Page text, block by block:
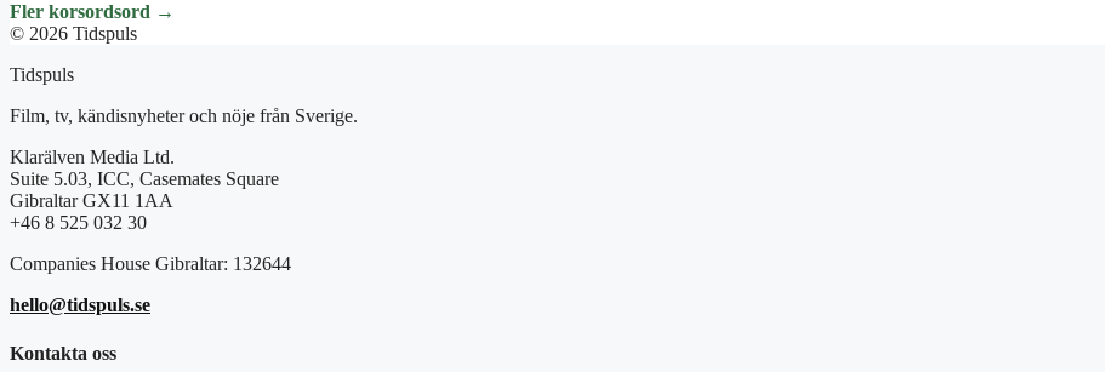
Fler korsordsord →
© 2026 Tidspuls
Tidspuls
Film, tv, kändisnyheter och nöje från Sverige.
Klarälven Media Ltd.
Suite 5.03, ICC, Casemates Square
Gibraltar GX11 1AA
+46 8 525 032 30
Companies House Gibraltar: 132644
hello@tidspuls.se
Kontakta oss